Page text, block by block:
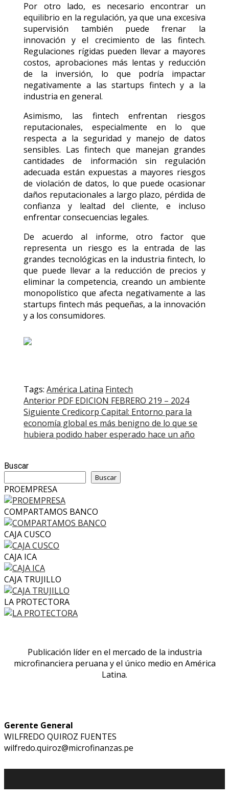
Por otro lado, es necesario encontrar un
equilibrio en la regulación, ya que una excesiva
supervisión también puede frenar la
innovación y el crecimiento de las fintech.
Regulaciones rígidas pueden llevar a mayores
costos, aprobaciones más lentas y reducción
de la inversión, lo que podría impactar
negativamente a las startups fintech y a la
industria en general.
Asimismo, las fintech enfrentan riesgos
reputacionales, especialmente en lo que
respecta a la seguridad y manejo de datos
sensibles. Las fintech que manejan grandes
cantidades de información sin regulación
adecuada están expuestas a mayores riesgos
de violación de datos, lo que puede ocasionar
daños reputacionales a largo plazo, pérdida de
confianza y lealtad del cliente, e incluso
enfrentar consecuencias legales.
De acuerdo al informe, otro factor que
representa un riesgo es la entrada de las
grandes tecnológicas en la industria fintech, lo
que puede llevar a la reducción de precios y
eliminar la competencia, creando un ambiente
monopolístico que afecta negativamente a las
startups fintech más pequeñas, a la innovación
y a los consumidores.
Tags:América Latina Fintech
Post
navigation
Anterior PDF EDICION FEBRERO 219 – 2024
Siguiente Credicorp Capital: Entorno para la
economía global es más benigno de lo que se
hubiera podido haber esperado hace un año
Buscar
Buscar
PROEMPRESA
COMPARTAMOS BANCO
CAJA CUSCO
CAJA ICA
CAJA TRUJILLO
LA PROTECTORA
Publicación líder en el mercado de la industria
microfinanciera peruana y el único medio en América
Latina.
Gerente General
WILFREDO QUIROZ FUENTES
wilfredo.quiroz@microfinanzas.pe